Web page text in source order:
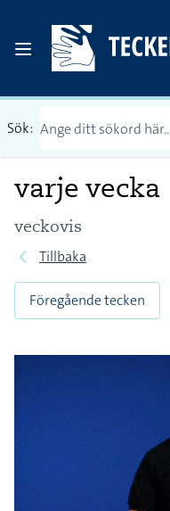
Sök:
varje vecka
veckovis
Tillbaka
Föregående tecken